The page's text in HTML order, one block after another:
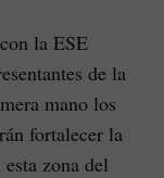
la ESE
de la
mano los
fortalecer la
zona del